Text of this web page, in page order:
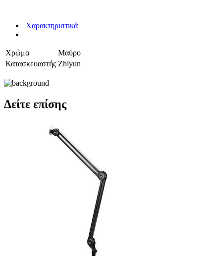
Χαρακτηριστικά
Χρώμα
Μαύρο
Κατασκευαστής Zhiyun
Δείτε επίσης